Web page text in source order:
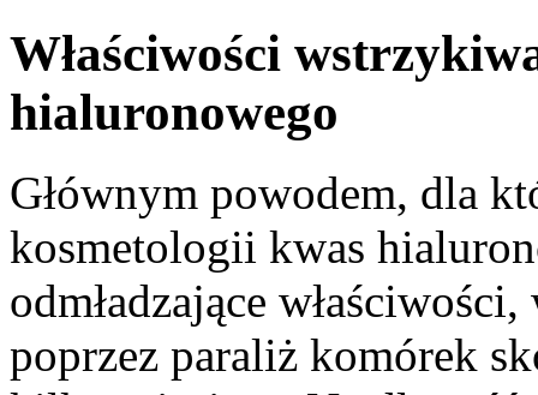
Właściwości
hialuronowego
Głównym powodem, dla
kosmetologii kwas
odmładzające
poprzez paraliż komórek